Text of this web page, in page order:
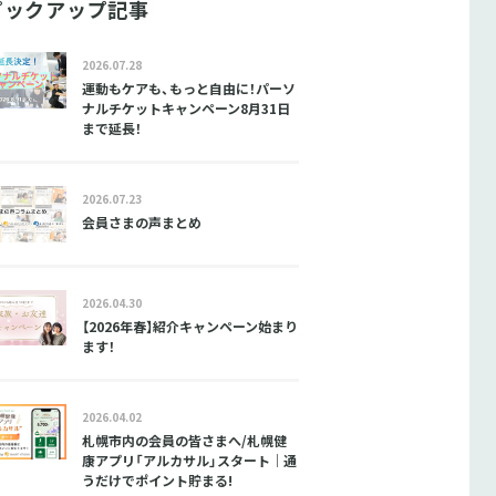
クアップ記事
2026.07.28
運動もケアも、もっと自由に！パーソ
ナルチケットキャンペーン8月31日
まで延長！
2026.07.23
会員さまの声まとめ
2026.04.30
【2026年春】紹介キャンペーン始まり
ます！
2026.04.02
札幌市内の会員の皆さまへ/札幌健
康アプリ「アルカサル」スタート｜通
うだけでポイント貯まる!